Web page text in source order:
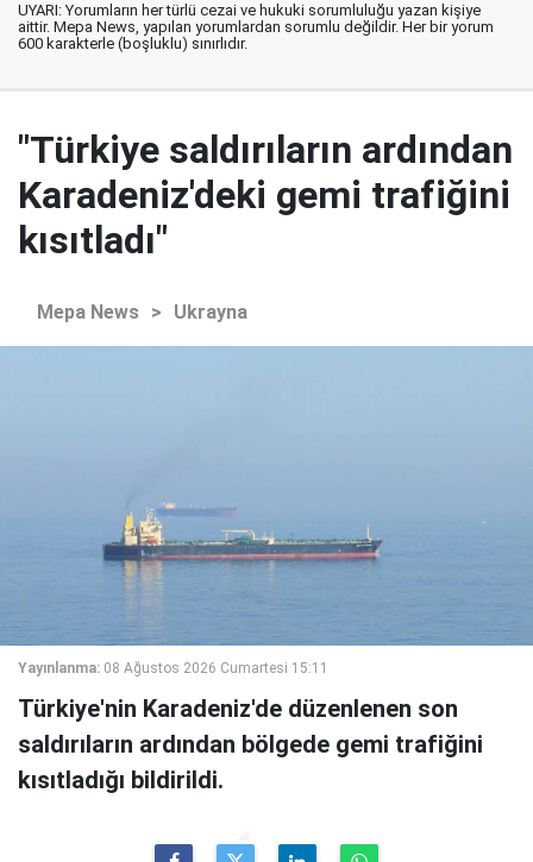
UYARI: Yorumların her türlü cezai ve hukuki sorumluluğu yazan kişiye
aittir. Mepa News, yapılan yorumlardan sorumlu değildir. Her bir yorum
600 karakterle (boşluklu) sınırlıdır.
"Türkiye saldırıların ardından
Karadeniz'deki gemi trafiğini
kısıtladı"
Mepa News > Ukrayna
Yayınlanma: 08 Ağustos 2026 Cumartesi 15:11
Türkiye'nin Karadeniz'de düzenlenen son
saldırıların ardından bölgede gemi trafiğini
kısıtladığı bildirildi.